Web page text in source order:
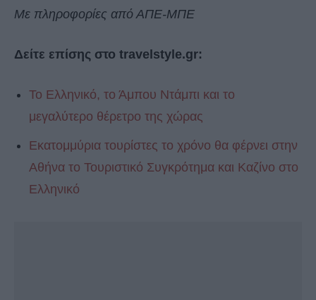
Με πληροφορίες από ΑΠΕ-ΜΠΕ
Δείτε επίσης στο travelstyle.gr:
Το Ελληνικό, το Άμπου Ντάμπι και το
μεγαλύτερο θέρετρο της χώρας
Εκατομμύρια τουρίστες το χρόνο θα φέρνει στην
Αθήνα το Τουριστικό Συγκρότημα και Καζίνο στο
Ελληνικό